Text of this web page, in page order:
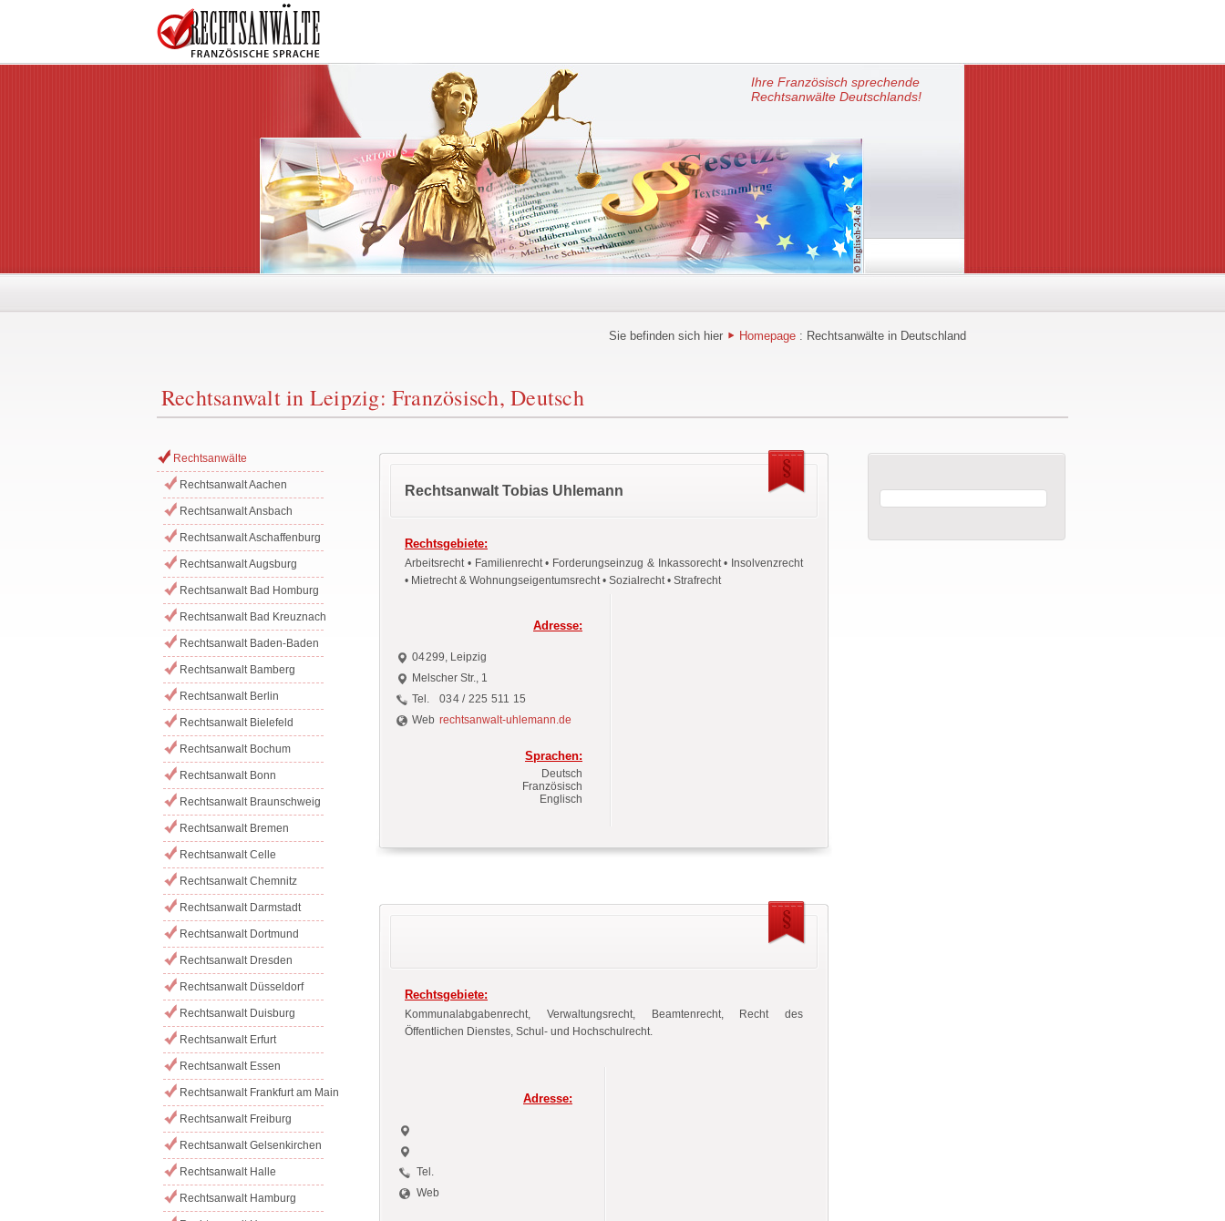
Ihre Französisch sprechende
Rechtsanwälte Deutschlands!
Sie befinden sich hier Homepage : Rechtsanwälte in Deutschland
Rechtsanwalt in Leipzig: Französisch, Deutsch
Rechtsanwälte
Rechtsanwalt Aachen
Rechtsanwalt Ansbach
Rechtsanwalt Aschaffenburg
Rechtsanwalt Augsburg
Rechtsanwalt Bad Homburg
Rechtsanwalt Bad Kreuznach
Rechtsanwalt Baden-Baden
Rechtsanwalt Bamberg
Rechtsanwalt Berlin
Rechtsanwalt Bielefeld
Rechtsanwalt Bochum
Rechtsanwalt Bonn
Rechtsanwalt Braunschweig
Rechtsanwalt Bremen
Rechtsanwalt Celle
Rechtsanwalt Chemnitz
Rechtsanwalt Darmstadt
Rechtsanwalt Dortmund
Rechtsanwalt Dresden
Rechtsanwalt Düsseldorf
Rechtsanwalt Duisburg
Rechtsanwalt Erfurt
Rechtsanwalt Essen
Rechtsanwalt Frankfurt am Main
Rechtsanwalt Freiburg
Rechtsanwalt Gelsenkirchen
Rechtsanwalt Halle
Rechtsanwalt Hamburg
Rechtsanwalt Tobias Uhlemann
Rechtsgebiete:
Arbeitsrecht • Familienrecht • Forderungseinzug & Inkassorecht • Insolvenzrecht
• Mietrecht & Wohnungseigentumsrecht • Sozialrecht • Strafrecht
Adresse:
04299, Leipzig
Melscher Str., 1
Tel.
034 / 225 511 15
Web rechtsanwalt-uhlemann.de
Sprachen:
Deutsch
Französisch
Englisch
Rechtsgebiete:
Kommunalabgabenrecht, Verwaltungsrecht, Beamtenrecht, Recht des
Öffentlichen Dienstes, Schul- und Hochschulrecht.
Adresse:
Tel.
Web